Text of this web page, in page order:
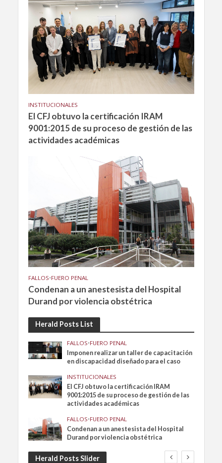
INSTITUCIONALES
El CFJ obtuvo la certificación IRAM
9001:2015 de su proceso de gestión de las
actividades académicas
FALLOS•FUERO PENAL
Condenan a un anestesista del Hospital
Durand por violencia obstétrica
Herald Posts List
FALLOS•FUERO PENAL
Imponen realizar un taller de capacitación
en discapacidad diseñado para el caso
INSTITUCIONALES
El CFJ obtuvo la certificación IRAM
9001:2015 de su proceso de gestión de las
actividades académicas
FALLOS•FUERO PENAL
Condenan a un anestesista del Hospital
Durand por violencia obstétrica
Herald Posts Slider